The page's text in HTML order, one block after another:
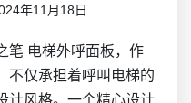
年11月18日
笔 电梯外呼面板，作
不仅承担着呼叫电梯的
计风格。一个精心设计